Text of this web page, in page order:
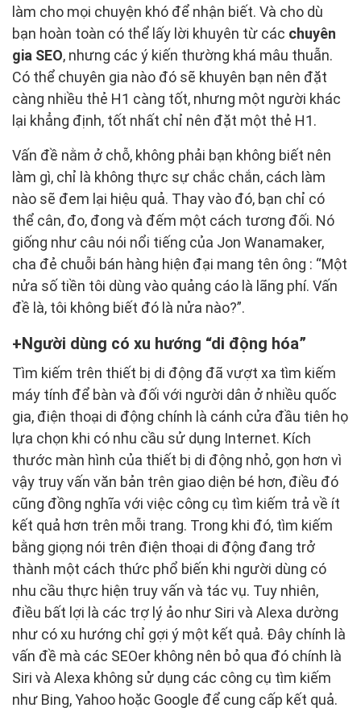
làm cho mọi chuyện khó để nhận biết. Và cho dù
bạn hoàn toàn có thể lấy lời khuyên từ các chuyên
gia SEO, nhưng các ý kiến thường khá mâu thuẫn.
Có thể chuyên gia nào đó sẽ khuyên bạn nên đặt
càng nhiều thẻ H1 càng tốt, nhưng một người khác
lại khẳng định, tốt nhất chỉ nên đặt một thẻ H1.
Vấn đề nằm ở chỗ, không phải bạn không biết nên
làm gì, chỉ là không thực sự chắc chắn, cách làm
nào sẽ đem lại hiệu quả. Thay vào đó, bạn chỉ có
thể cân, đo, đong và đếm một cách tương đối. Nó
giống như câu nói nổi tiếng của Jon Wanamaker,
cha đẻ chuỗi bán hàng hiện đại mang tên ông : “Một
nửa số tiền tôi dùng vào quảng cáo là lãng phí. Vấn
đề là, tôi không biết đó là nửa nào?”.
Người dùng có xu hướng “di động hóa”
Tìm kiếm trên thiết bị di động đã vượt xa tìm kiếm
máy tính để bàn và đối với người dân ở nhiều quốc
gia, điện thoại di động chính là cánh cửa đầu tiên họ
lựa chọn khi có nhu cầu sử dụng Internet. Kích
thước màn hình của thiết bị di động nhỏ, gọn hơn vì
vậy truy vấn văn bản trên giao diện bé hơn, điều đó
cũng đồng nghĩa với việc công cụ tìm kiếm trả về ít
kết quả hơn trên mỗi trang. Trong khi đó, tìm kiếm
bằng giọng nói trên điện thoại di động đang trở
thành một cách thức phổ biến khi người dùng có
nhu cầu thực hiện truy vấn và tác vụ. Tuy nhiên,
điều bất lợi là các trợ lý ảo như Siri và Alexa dường
như có xu hướng chỉ gợi ý một kết quả. Đây chính là
vấn đề mà các SEOer không nên bỏ qua đó chính là
Siri và Alexa không sử dụng các công cụ tìm kiếm
như Bing, Yahoo hoặc Google để cung cấp kết quả.